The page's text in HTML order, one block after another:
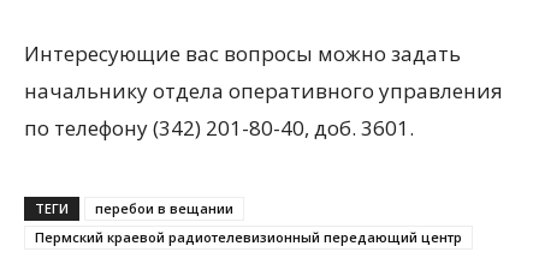
Интересующие вас вопросы можно задать
начальнику отдела оперативного управления
по телефону (342) 201-80-40, доб. 3601.
ТЕГИ
перебои в вещании
Пермский краевой радиотелевизионный передающий центр